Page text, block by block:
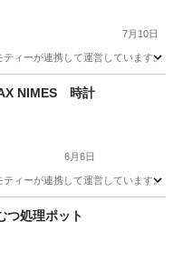
7月10日
ティーが連携して運営していま
NIMES 時計
6月6日
ティーが連携して運営していま
処理ポット